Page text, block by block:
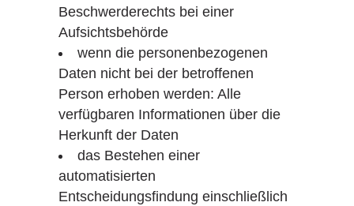
Beschwerderechts bei einer
Aufsichtsbehörde
wenn die personenbezogenen
Daten nicht bei der betroffenen
Person erhoben werden: Alle
verfügbaren Informationen über die
Herkunft der Daten
das Bestehen einer
automatisierten
Entscheidungsfindung einschließlich